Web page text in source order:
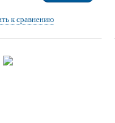
к сравнению